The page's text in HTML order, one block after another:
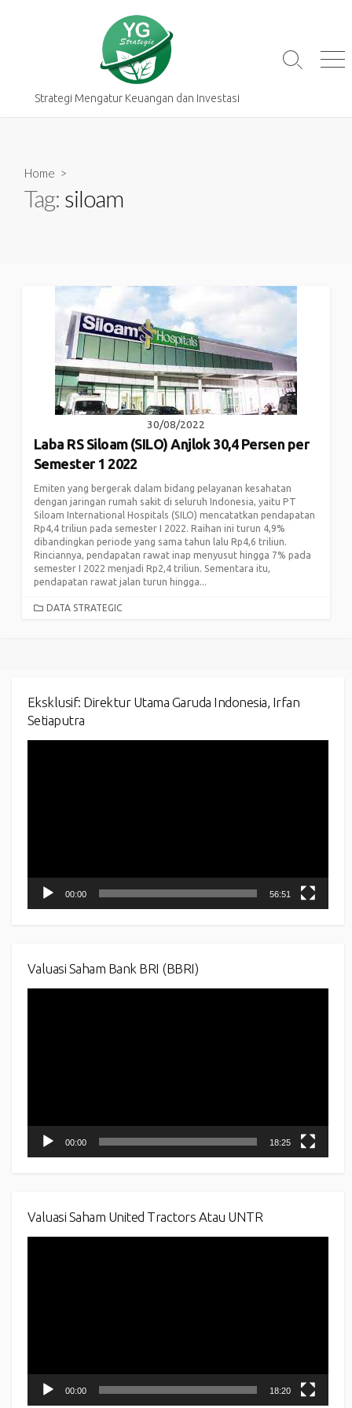
Strategi Mengatur Keuangan dan Investasi
Search
Home >
Tag: siloam
30/08/2022
Laba RS Siloam (SILO) Anjlok 30,4 Persen per
Semester 1 2022
Emiten yang bergerak dalam bidang pelayanan kesahatan
dengan jaringan rumah sakit di seluruh Indonesia, yaitu PT
Siloam International Hospitals (SILO) mencatatkan pendapatan
Rp4,4 triliun pada semester I 2022. Raihan ini turun 4,9%
dibandingkan periode yang sama tahun lalu Rp4,6 triliun.
Rinciannya, pendapatan rawat inap menyusut hingga 7% pada
semester I 2022 menjadi Rp2,4 triliun. Sementara itu,
pendapatan rawat jalan turun hingga...
CATEGORIES
DATA STRATEGIC
Eksklusif: Direktur Utama Garuda Indonesia, Irfan
Setiaputra
00:00 56:51
Valuasi Saham Bank BRI (BBRI)
00:00 18:25
Valuasi Saham United Tractors Atau UNTR
00:00 18:20